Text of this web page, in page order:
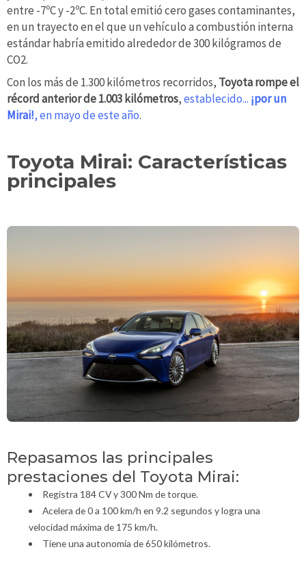
entre -7ºC y -2ºC. En total emitió cero gases contaminantes,
en un trayecto en el que un vehículo a combustión interna
estándar habría emitido alrededor de 300 kilógramos de
CO2.
Con los más de 1.300 kilómetros recorridos, Toyota rompe el
récord anterior de 1.003 kilómetros,establecido... ¡por un
Mirai!, en mayo de este año.
Toyota Mirai: Características
principales
Repasamos las principales
prestaciones del Toyota Mirai:
Registra 184 CV y 300 Nm de torque.
Acelera de 0 a 100 km/h en 9.2 segundos y logra una
velocidad máxima de 175 km/h.
Tiene una autonomía de 650 kilómetros.